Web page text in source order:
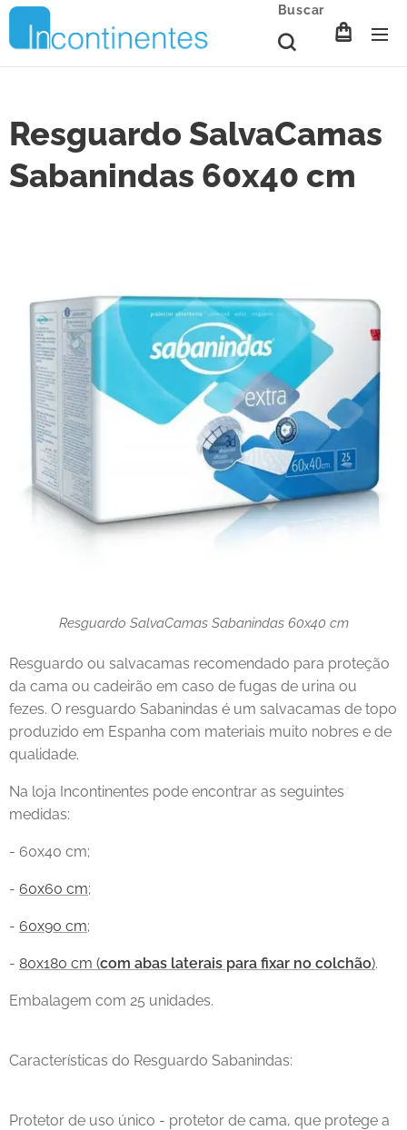
Buscar
Resguardo SalvaCamas
Sabanindas 60x40 cm
Resguardo SalvaCamas Sabanindas 60x40 cm
Resguardo ou salvacamas recomendado para proteção
da cama ou cadeirão em caso de fugas de urina ou
fezes. O resguardo Sabanindas é um salvacamas de topo
produzido em Espanha com materiais muito nobres e de
qualidade.
Na loja Incontinentes pode encontrar as seguintes
medidas:
- 60x40 cm;
- 60x60 cm;
- 60x90 cm;
- 80x180 cm (com abas laterais para fixar no colchão).
Embalagem com 25 unidades.
Características do Resguardo Sabanindas:
Protetor de uso único - protetor de cama, que protege a